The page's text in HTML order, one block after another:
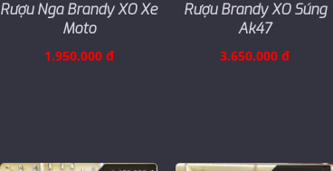
Rượu Nga Brandy XO Xe
Moto
1.950.000 đ
Rượu Brandy XO Súng
Ak47
3.650.000 đ